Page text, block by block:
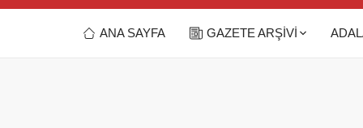
ANA SAYFA GAZETE ARŞİVİ